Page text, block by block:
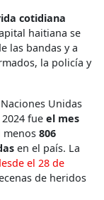
cotidiana
haitiana se
las bandas y a
la policía y
Unidas
fue el mes
menos 806
en el país. La
el 28 de
de heridos